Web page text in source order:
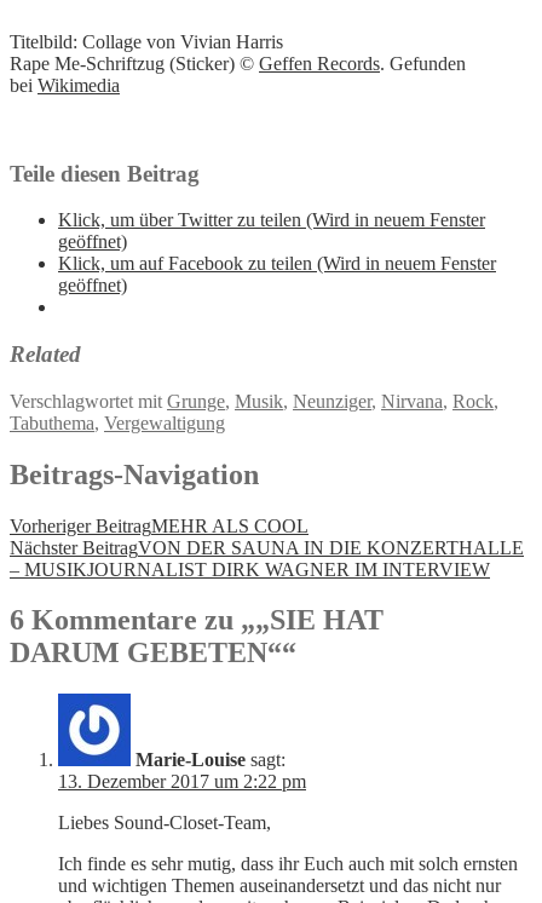
Titelbild: Collage von Vivian Harris
Rape Me-Schriftzug (Sticker) © Geffen Records. Gefunden
bei Wikimedia
Teile diesen Beitrag
Klick, um über Twitter zu teilen (Wird in neuem Fenster
geöffnet)
Klick, um auf Facebook zu teilen (Wird in neuem Fenster
geöffnet)
Related
Verschlagwortet mit Grunge, Musik, Neunziger, Nirvana, Rock,
Tabuthema, Vergewaltigung
Beitrags-Navigation
Vorheriger BeitragMEHR ALS COOL
Nächster BeitragVON DER SAUNA IN DIE KONZERTHALLE
– MUSIKJOURNALIST DIRK WAGNER IM INTERVIEW
6 Kommentare zu „„SIE HAT
DARUM GEBETEN““
Marie-Louise sagt:
13. Dezember 2017 um 2:22 pm
Liebes Sound-Closet-Team,
Ich finde es sehr mutig, dass ihr Euch auch mit solch ernsten
und wichtigen Themen auseinandersetzt und das nicht nur